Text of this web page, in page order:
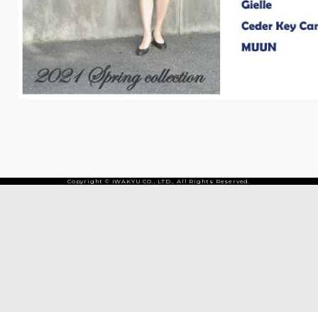
Copyright © IWAKYU CO., LTD., All Rights Reserved.